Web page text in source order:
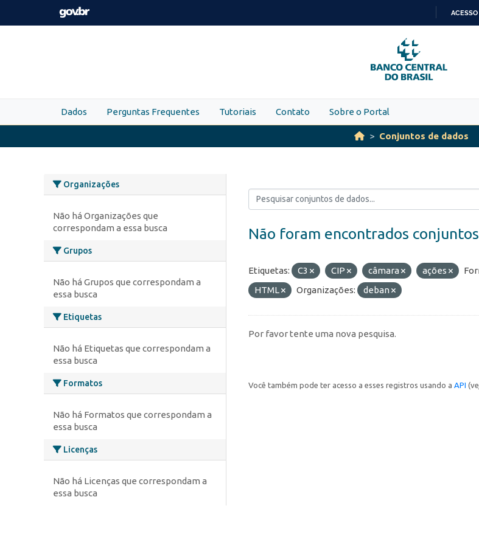
Skip to main content
PARA
O
CONTEÚDO
Dados Perguntas Frequentes Tutoriais Contato Sobre o Portal
Conjuntos de dados
Organizações
Não há Organizações que
correspondam a essa busca
Grupos
Não há Grupos que correspondam a
essa busca
Etiquetas
Não há Etiquetas que correspondam a
essa busca
Formatos
Não há Formatos que correspondam a
essa busca
Licenças
Não há Licenças que correspondam a
essa busca
Não foram encontrados
Etiquetas: C3 CIP câmara ações
HTML
Organizações: deban
Por favor tente uma nova pesquisa.
Você também pode ter acesso a esses registros usando a API